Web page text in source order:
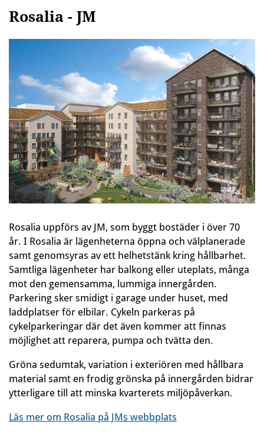
Rosalia - JM
Rosalia uppförs av JM, som byggt bostäder i över 70
år. I Rosalia är lägenheterna öppna och välplanerade
samt genomsyras av ett helhetstänk kring hållbarhet.
Samtliga lägenheter har balkong eller uteplats, många
mot den gemensamma, lummiga innergården.
Parkering sker smidigt i garage under huset, med
laddplatser för elbilar. Cykeln parkeras på
cykelparkeringar där det även kommer att finnas
möjlighet att reparera, pumpa och tvätta den.
Gröna sedumtak, variation i exteriören med hållbara
material samt en frodig grönska på innergården bidrar
ytterligare till att minska kvarterets miljöpåverkan.
Läs mer om Rosalia på JMs webbplats